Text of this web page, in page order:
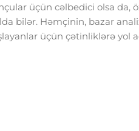
üçün cəlbedici olsa da,
bilər. Həmçinin, bazar
üçün çətinliklərə yol